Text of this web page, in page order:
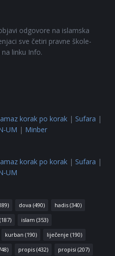
odgovore na islamska
sve četiri pravne škole-
linku Info.
korak po korak | Sufara |
UM | Minber
korak po korak | Sufara |
UM
dova (490) hadis (340)
(187) islam (353)
kurban (190) liječenje (190)
propis (432) propisi (207)